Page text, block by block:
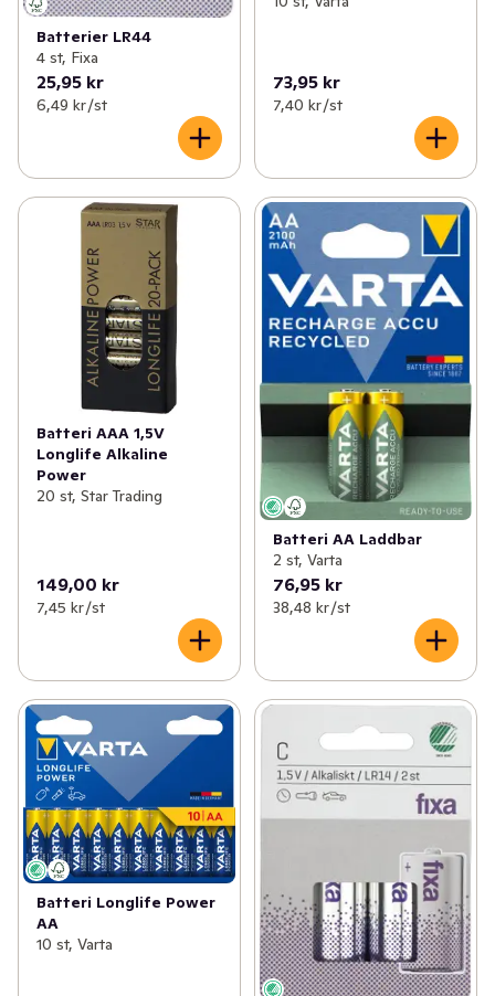
Batterier LR44
4 st, Fixa
25,95 kr
6,49 kr /st
73,95 kr
7,40 kr /st
Batteri AAA 1,5V
Longlife Alkaline
Power
20 st, Star Trading
149,00 kr
7,45 kr /st
Batteri AA Laddbar
2 st, Varta
76,95 kr
38,48 kr /st
Batteri Longlife Power
AA
10 st, Varta